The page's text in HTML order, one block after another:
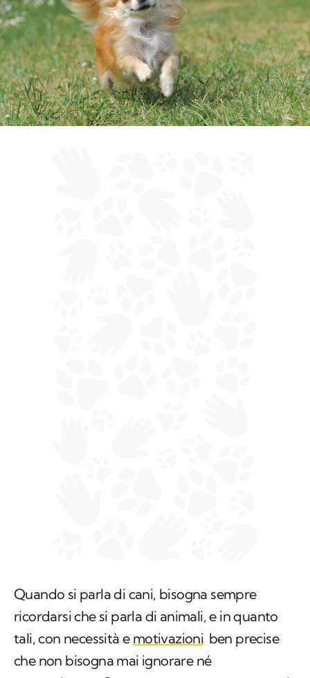
Quando si parla di cani, bisogna sempre
ricordarsi che si parla di animali, e in quanto
tali, con necessità e motivazioni ben precise
che non bisogna mai ignorare né